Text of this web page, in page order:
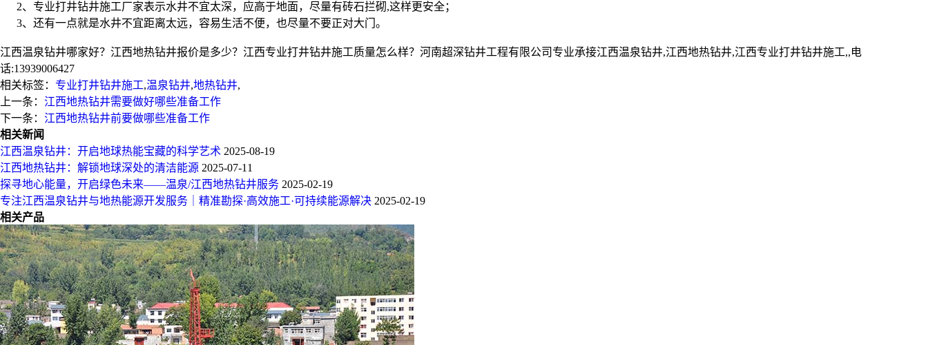
2、专业打井钻井施工厂家表示水井不宜太深，应高于地面，尽量有砖石拦砌,这样更安全；
3、还有一点就是水井不宜距离太远，容易生活不便，也尽量不要正对大门。
江西温泉钻井哪家好？江西地热钻井报价是多少？江西专业打井钻井施工质量怎么样？河南超深钻井工程有限公司专业承接江西温泉钻井,江西地热钻井,江西专业打井钻井施工,,电
话:13939006427
相关标签： 专业打井钻井施工,温泉钻井,地热钻井,
上一条： 江西地热钻井需要做好哪些准备工作
下一条： 江西地热钻井前要做哪些准备工作
相关新闻
江西温泉钻井：开启地球热能宝藏的科学艺术 2025-08-19
江西地热钻井：解锁地球深处的清洁能源 2025-07-11
探寻地心能量，开启绿色未来——温泉/江西地热钻井服务 2025-02-19
专注江西温泉钻井与地热能源开发服务｜精准勘探·高效施工·可持续能源解决 2025-02-19
相关产品